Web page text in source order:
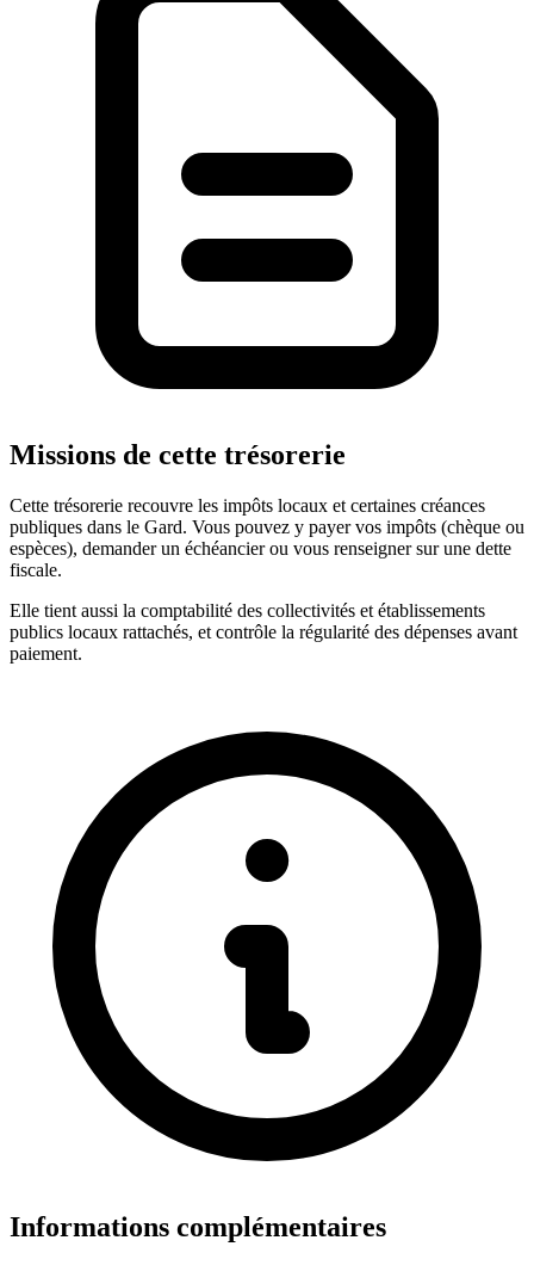
Missions de cette trésorerie
Cette trésorerie recouvre les impôts locaux et certaines créances
publiques dans le Gard. Vous pouvez y payer vos impôts (chèque ou
espèces), demander un échéancier ou vous renseigner sur une dette
fiscale.
Elle tient aussi la comptabilité des collectivités et établissements
publics locaux rattachés, et contrôle la régularité des dépenses avant
paiement.
Informations complémentaires